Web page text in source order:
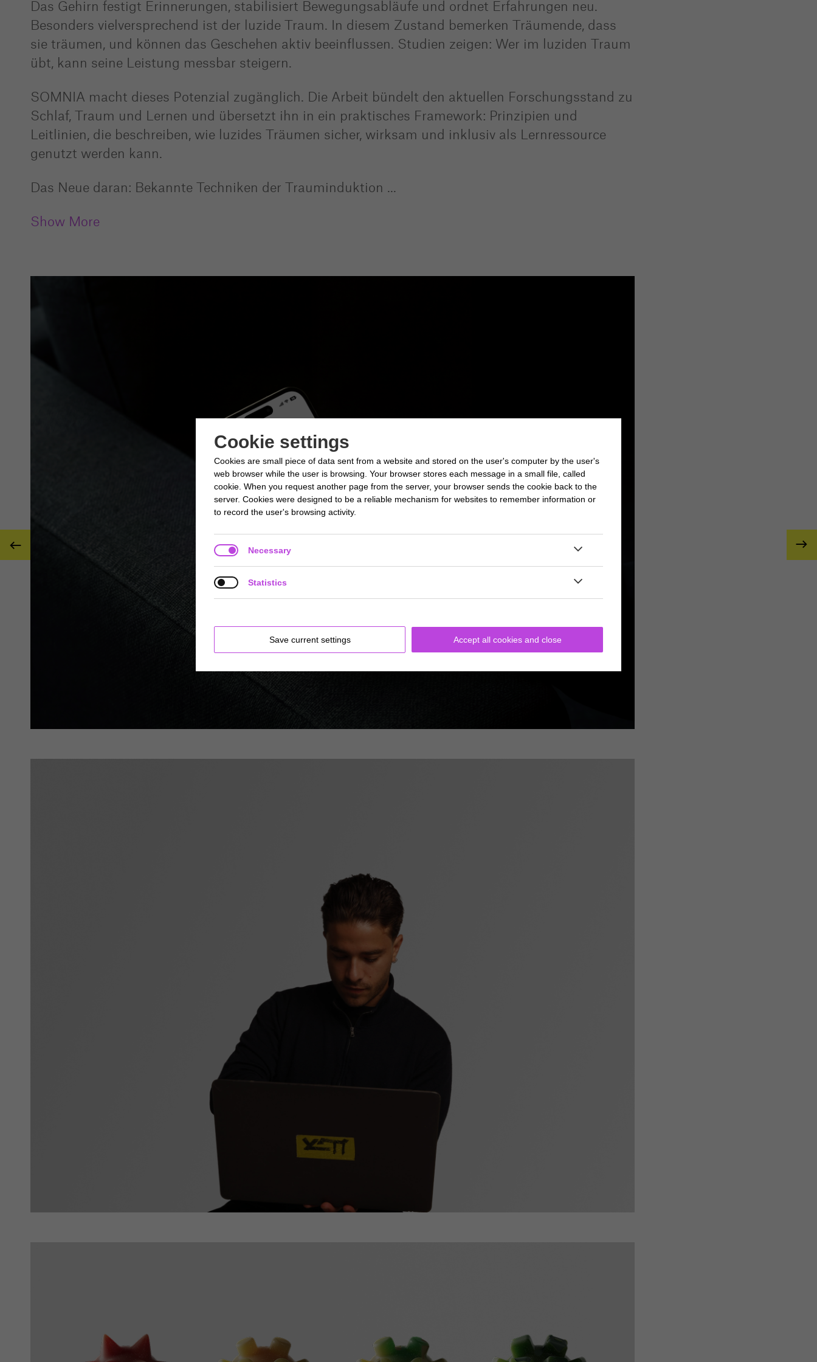
Das Gehirn festigt Erinnerungen, stabilisiert Bewegungsabläufe und ordnet Erfahrungen neu.
Besonders vielversprechend ist der luzide Traum. In diesem Zustand bemerken Träumende, dass
sie träumen, und können das Geschehen aktiv beeinflussen. Studien zeigen: Wer im luziden Traum
übt, kann seine Leistung messbar steigern.
SOMNIA macht dieses Potenzial zugänglich. Die Arbeit bündelt den aktuellen Forschungsstand zu
Schlaf, Traum und Lernen und übersetzt ihn in ein praktisches Framework: Prinzipien und
Leitlinien, die beschreiben, wie luzides Träumen sicher, wirksam und inklusiv als Lernressource
genutzt werden kann.
Das Neue daran: Bekannte Techniken der Trauminduktion
Show More
 
Cookie settings
Cookies are small piece of data sent from a website and stored on the user's computer by the user's
web browser while the user is browsing. Your browser stores each message in a small file, called
cookie. When you request another page from the server, your browser sends the cookie back to the
server. Cookies were designed to be a reliable mechanism for websites to remember information or
to record the user's browsing activity.
Necessary
Statistics
Save current settings Accept all cookies and close